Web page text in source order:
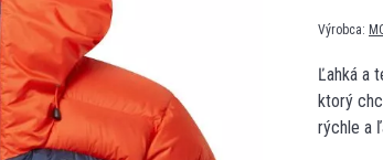
Výrobca:
Ľahká a
ktorý
rýchle a